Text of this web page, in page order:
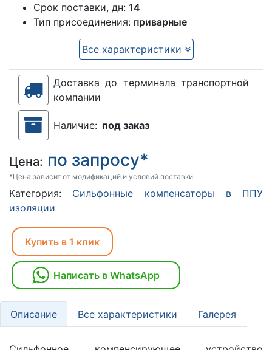
Срок поставки, дн: 14
Тип присоединения: приварные
Все характеристики
Доставка до терминала транспортной
компании
Наличие: под заказ
Цена: по запросу*
*Цена зависит от модификаций и условий поставки
Категория: Сильфонные компенсаторы в ППУ
изоляции
Купить в 1 клик
Написать в WhatsApp
Описание Все характеристики Галерея